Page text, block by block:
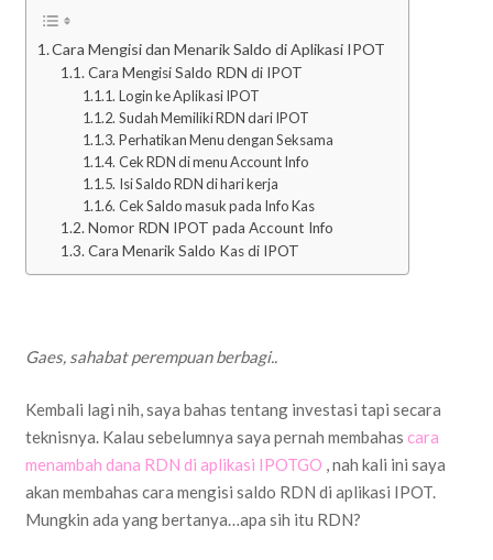
Cara Mengisi dan Menarik Saldo di Aplikasi IPOT
Cara Mengisi Saldo RDN di IPOT
Login ke Aplikasi IPOT
Sudah Memiliki RDN dari IPOT
Perhatikan Menu dengan Seksama
Cek RDN di menu Account Info
Isi Saldo RDN di hari kerja
Cek Saldo masuk pada Info Kas
Nomor RDN IPOT pada Account Info
Cara Menarik Saldo Kas di IPOT
Gaes, sahabat perempuan berbagi..
Kembali lagi nih, saya bahas tentang investasi tapi secara
teknisnya. Kalau sebelumnya saya pernah membahas cara
menambah dana RDN di aplikasi IPOTGO , nah kali ini saya
akan membahas cara mengisi saldo RDN di aplikasi IPOT.
Mungkin ada yang bertanya…apa sih itu RDN?